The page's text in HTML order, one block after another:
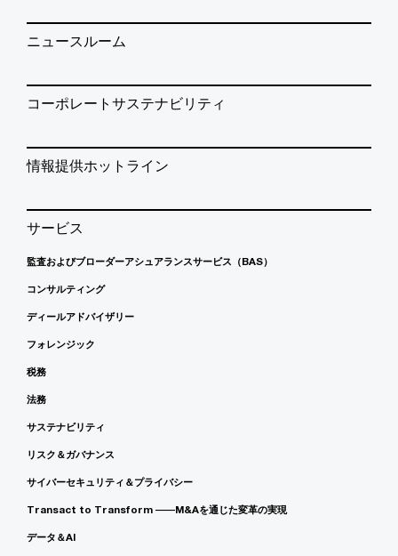
ニュースルーム
コーポレートサステナビリティ
情報提供ホットライン
サービス
監査およびブローダーアシュアランスサービス（BAS）
コンサルティング
ディールアドバイザリー
フォレンジック
税務
法務
サステナビリティ
リスク＆ガバナンス
サイバーセキュリティ＆プライバシー
Transact to Transform ――M&Aを通じた変革の実現
データ＆AI